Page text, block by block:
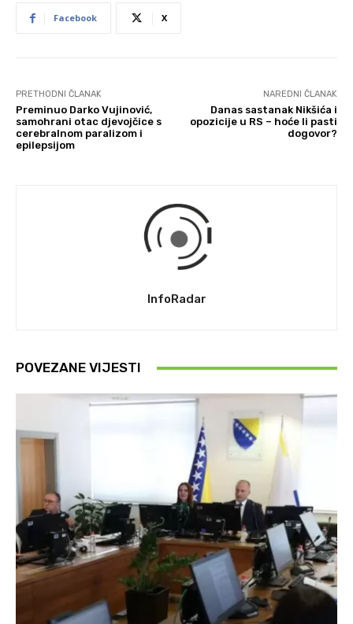
Facebook X
PRETHODNI ČLANAK
Preminuo Darko Vujinović,
samohrani otac djevojčice s
cerebralnom paralizom i
epilepsijom
NAREDNI ČLANAK
Danas sastanak Nikšića i
opozicije u RS – hoće li pasti
dogovor?
InfoRadar
POVEZANE VIJESTI